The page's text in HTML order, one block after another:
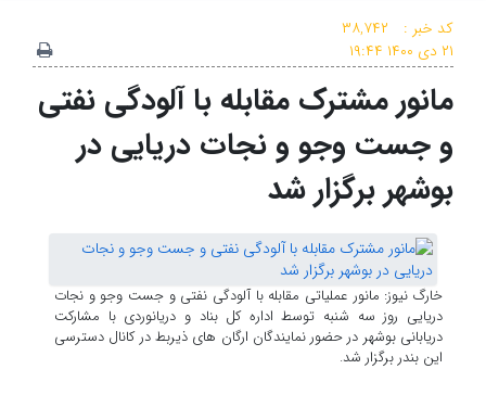
هشدار سطح نارنجی در استان بوشهر صادر شد
کد خبر :
۳۸,۷۴۲
۲۱ دی ۱۴۰۰
۱۹:۴۴
مانور مشترک مقابله با آلودگی نفتی
و جست وجو و نجات دریایی در
بوشهر برگزار شد
خارگ نیوز: مانور عملیاتی مقابله با آلودگی نفتی و جست وجو و نجات
دریایی روز سه شنبه توسط اداره کل بناد و دریانوردی با مشارکت
دریابانی بوشهر در حضور نمایندگان ارگان های ذیربط در کانال دسترسی
این بندر برگزار شد.